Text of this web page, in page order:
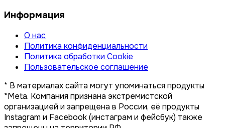
Информация
О нас
Политика конфиденциальности
Политика обработки Cookie
Пользовательское соглашение
* В материалах сайта могут упоминаться продукты
*Meta. Компания признана экстремистской
организацией и запрещена в России, её продукты
Instagram и Facebook (инстаграм и фейсбук) также